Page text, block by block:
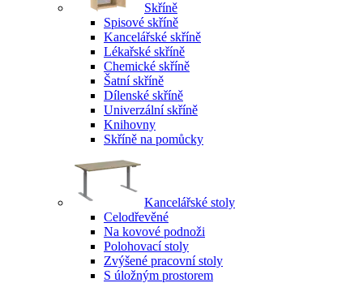
Skříně
Spisové skříně
Kancelářské skříně
Lékařské skříně
Chemické skříně
Šatní skříně
Dílenské skříně
Univerzální skříně
Knihovny
Skříně na pomůcky
Kancelářské stoly
Celodřevěné
Na kovové podnoži
Polohovací stoly
Zvýšené pracovní stoly
S úložným prostorem